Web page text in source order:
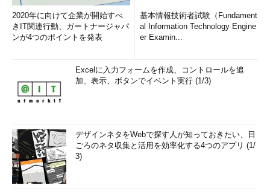
2020年に向けて企業が開始すべ
きIT関連行動、ガートナージャパ
ンが4つのポイントを発表
基本情報技術者試験（Fundament
al Information Technology Engine
er Examin...
Excelに入力フォームを作成、コントロールを追
加、表示、ボタンでイベント実行 (1/3)
デザインネタをWebで探す人が知っておきたい、日
ごろのネタ収集と活用を効率化する4つのアプリ (1/
3)